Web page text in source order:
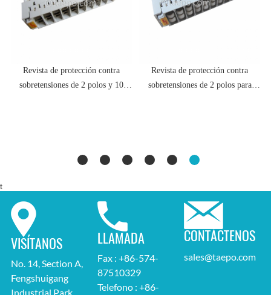
Revista de protección contra
sobretensiones de 2 polos y 10
Revista de protección contra
sobretensiones de 2 polos para
t
VISÍTANOS
No. 14, Section A,
Fengshuigang
Industrial Park,
LLAMADA
Fax : +86-574-
87510329
Telefono : +86-
CONTÁCTENOS
sales@taepo.com